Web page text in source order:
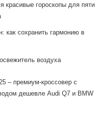
красивые гороскопы для пяти
как сохранить гармонию в
воздуха
– премиум-кроссовер с
дешевле Audi Q7 и BMW